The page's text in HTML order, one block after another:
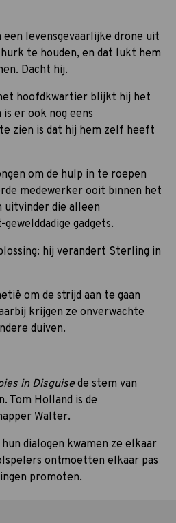
levensgevaarlijke drone uit
te houden, en dat lukt hem
Dacht hij.
hoofdkwartier blijkt hij het
er ook nog eens
zien is dat hij hem zelf heeft
om de hulp in te roepen
medewerker ooit binnen het
uitvinder die alleen
gadgets.
hij verandert Sterling in
om de strijd aan te gaan
krijgen ze onverwachte
duiven.
in Disguise de stem van
Tom Holland is de
Walter.
dialogen kwamen ze elkaar
ontmoetten elkaar pas
promoten.